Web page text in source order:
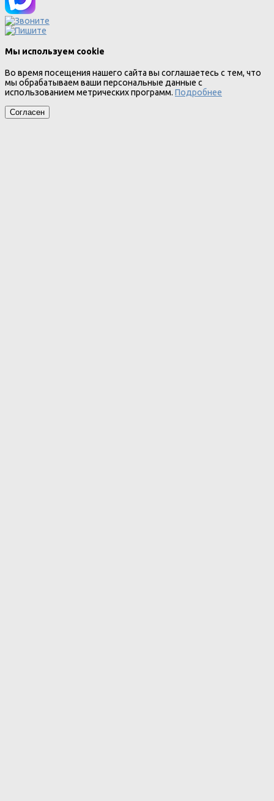
Мы используем cookie
Во время посещения нашего сайта вы соглашаетесь с тем, что
мы обрабатываем ваши персональные данные с
использованием метрических программ. Подробнее
Согласен